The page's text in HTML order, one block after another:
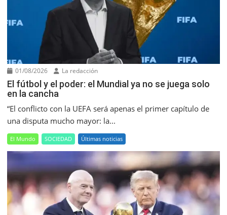
01/08/2026 La redacción
El fútbol y el poder: el Mundial ya no se juega solo
en la cancha
“El conflicto con la UEFA será apenas el primer capítulo de
una disputa mucho mayor: la...
El Mundo SOCIEDAD Últimas noticias